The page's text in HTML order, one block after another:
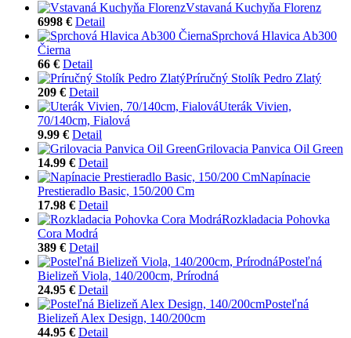
Vstavaná Kuchyňa Florenz
6998 € Detail
Sprchová Hlavica Ab300
Čierna
66 € Detail
Príručný Stolík Pedro Zlatý
209 € Detail
Uterák Vivien,
70/140cm, Fialová
9.99 € Detail
Grilovacia Panvica Oil Green
14.99 € Detail
Napínacie
Prestieradlo Basic, 150/200 Cm
17.98 € Detail
Rozkladacia Pohovka
Cora Modrá
389 € Detail
Posteľná
Bielizeň Viola, 140/200cm, Prírodná
24.95 € Detail
Posteľná
Bielizeň Alex Design, 140/200cm
44.95 € Detail